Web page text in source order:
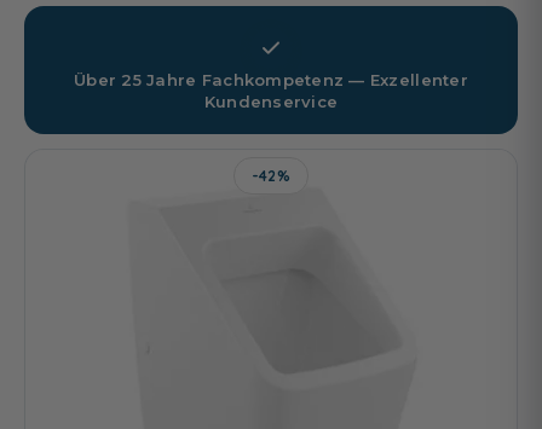
Über 25 Jahre Fachkompetenz — Exzellenter
Kundenservice
-42%